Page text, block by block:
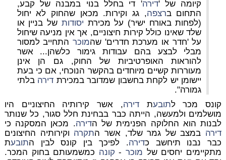
קיומה של 'דירה' די בחלל בנוי במבנה של קבע,
התחום ברצפה, גג וקירות. מכאן שהחוק לא יחול
(לפחות באורח ישיר) על מכירת יסודות של בניין או
שלד שאינו כולל קירות חיצוניים, אך אין מניעה שיחול
על 'חדר או מערכת חדרים' שהמוכרהתחייב למסור
מבלי לבצע בהם עבודות גימור כלשהן... אשר
להוראות האופרטיביות של החוק, גם הן אינן
מעוררות קשיים מיוחדים בהקשר הנוכחי, אם כי בעת
יישומן יש לקחת בחשבון שמדובר במכירת דירה בלתי
גמורה".
קונס מכר לתובעתדירה, אשר קירותיה החיצוניים היו
מושלמים ולמעשה, הייתה כבר בבחינת חלל סגור, כל שנותר
לבנות הוא החלוקה הפנימית של הדירה. מכאן המסקנה כי
דירה במצב של גמר שלד, אשר התקרה וקירותיה החיצונים
כבר נבנו תיחשב כדירה. לפיכך בין קונס לבין התובעת
מתקיימים יחסים של מוכר- קונה כמשמעותם בחוק המכר.